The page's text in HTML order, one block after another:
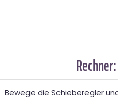
Bewege die Schieberegler